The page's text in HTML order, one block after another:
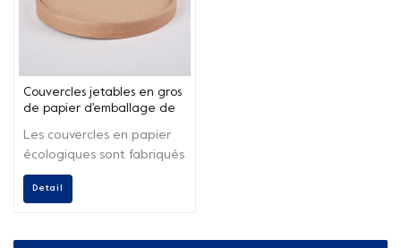
Couvercles jetables en gros
de papier d'emballage de
saladier
Les couvercles en papier
écologiques sont fabriqués
à partir de pâte à papier
et conviennent aux bols à
Detail